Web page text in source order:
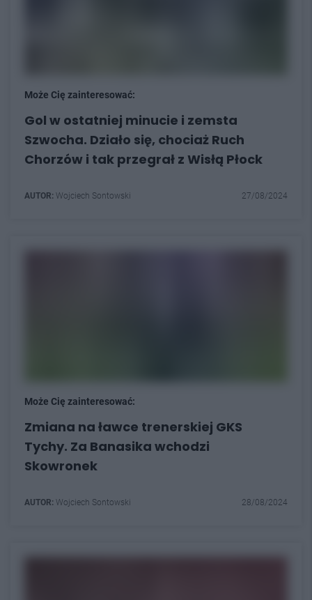
Może Cię zainteresować:
Gol w ostatniej minucie i zemsta
Szwocha. Działo się, chociaż Ruch
Chorzów i tak przegrał z Wisłą Płock
AUTOR: Wojciech Sontowski 27/08/2024
Może Cię zainteresować:
Zmiana na ławce trenerskiej GKS
Tychy. Za Banasika wchodzi
Skowronek
AUTOR: Wojciech Sontowski 28/08/2024